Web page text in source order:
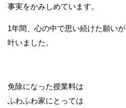
事実をかみしめています。
1年間、心の中で思い続けた願いが
叶いました。
免除になった授業料は
ふわふわ家にとっては